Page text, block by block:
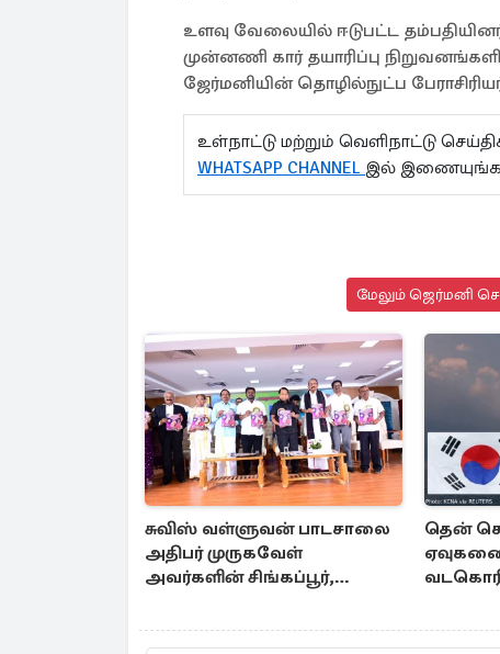
உளவு வேலையில் ஈடுபட்ட
முன்னணி கார் தயாரிப்பு
ஜேர்மனியின் தொழில்நுட்ப
உள்நாட்டு மற்றும் வெளிநாட்டு
WHATSAPP CHANNEL இல்
மேலும் ஜெர்மனி
சுவிஸ் வள்ளுவன் பாடசாலை
அதிபர் முருகவேள்
அவர்களின் சிங்கப்பூர்,
பயண அனுபவ தொகுப்பு
தென்
தகவல்